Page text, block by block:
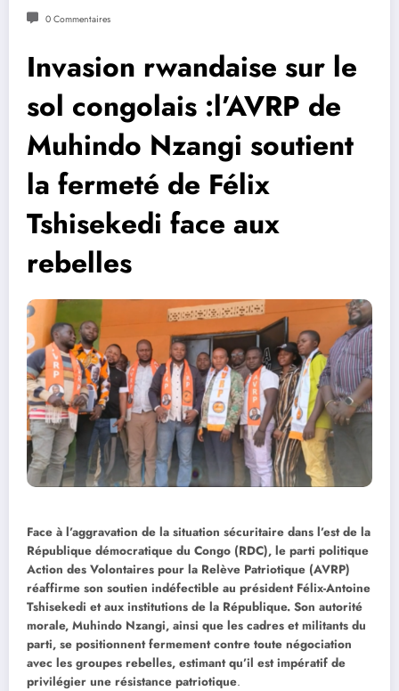
0 Commentaires
Invasion rwandaise sur le
sol congolais :l’AVRP de
Muhindo Nzangi soutient
la fermeté de Félix
Tshisekedi face aux
rebelles
Face à l’aggravation de la situation sécuritaire dans l’est de la
République démocratique du Congo (RDC), le parti politique
Action des Volontaires pour la Relève Patriotique (AVRP)
réaffirme son soutien indéfectible au président Félix-Antoine
Tshisekedi et aux institutions de la République. Son autorité
morale, Muhindo Nzangi, ainsi que les cadres et militants du
parti, se positionnent fermement contre toute négociation
avec les groupes rebelles, estimant qu’il est impératif de
privilégier une résistance patriotique.